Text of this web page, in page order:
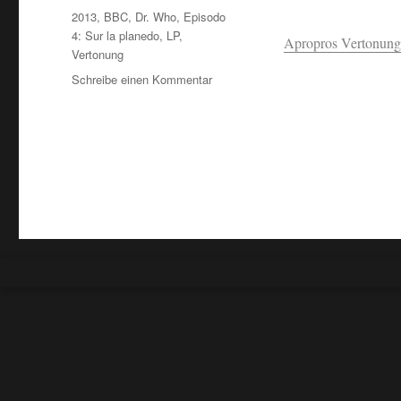
Apropros
Schlagwörter
2013, BBC, Dr. Who, Episodo
4: Sur la planedo, LP,
Vertonung
Schreibe einen Kommentarzu